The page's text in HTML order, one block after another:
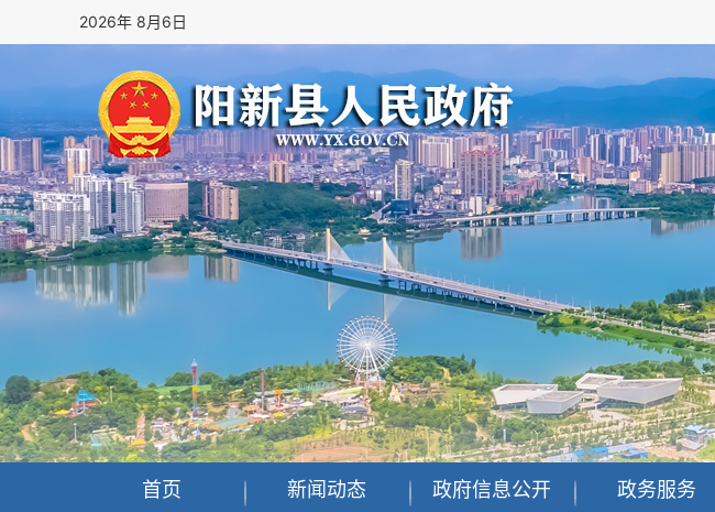
2026年 8月6日
首页 新闻动态 政府信息公开 政务服务